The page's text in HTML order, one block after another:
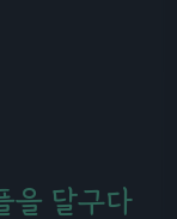
을 달구다